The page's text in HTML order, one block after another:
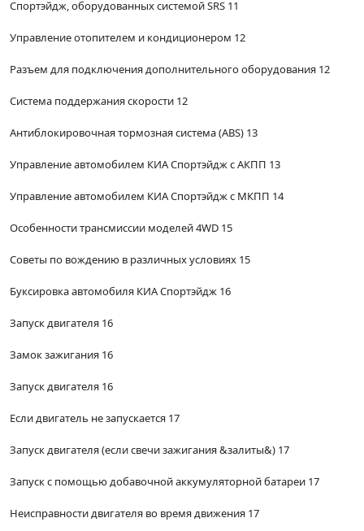
Спортэйдж, оборудованных системой SRS 11
Управление отопителем и кондиционером 12
Разъем для подключения дополнительного оборудования 12
Система поддержания скорости 12
Антиблокировочная тормозная система (ABS) 13
Управление автомобилем КИА Спортэйдж с АКПП 13
Управление автомобилем КИА Спортэйдж с МКПП 14
Особенности трансмиссии моделей 4WD 15
Советы по вождению в различных условиях 15
Буксировка автомобиля КИА Спортэйдж 16
Запуск двигателя 16
Замок зажигания 16
Запуск двигателя 16
Если двигатель не запускается 17
Запуск двигателя (если свечи зажигания &залиты&) 17
Запуск с помощью добавочной аккумуляторной батареи 17
Неисправности двигателя во время движения 17